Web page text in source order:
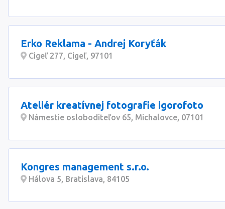
Erko Reklama - Andrej Koryťák
Cigeľ 277, Cigeľ, 97101
Ateliér kreatívnej fotografie igorofoto
Námestie osloboditeľov 65, Michalovce, 07101
Kongres management s.r.o.
Hálova 5, Bratislava, 84105